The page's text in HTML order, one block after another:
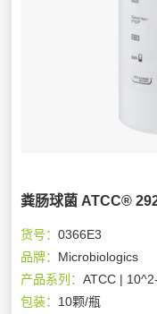
粪肠球菌 ATCC®
货号：0366E3
品牌： Microbiologics
产品系列：ATCC |
包装： 10颗/瓶